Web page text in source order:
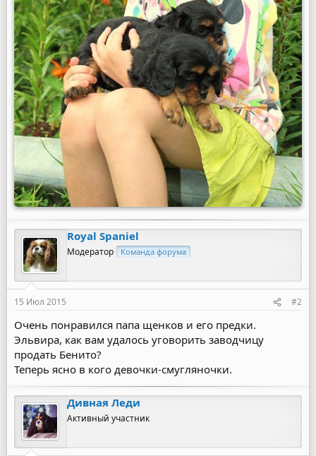
Royal Spaniel
Модератор Команда форума
15 Июл 2015 #2
Очень понравился папа щенков и его предки.
Эльвира, как вам удалось уговорить заводчицу
продать Бенито?
Теперь ясно в кого девочки-смугляночки.
Дивная Леди
Активный участник